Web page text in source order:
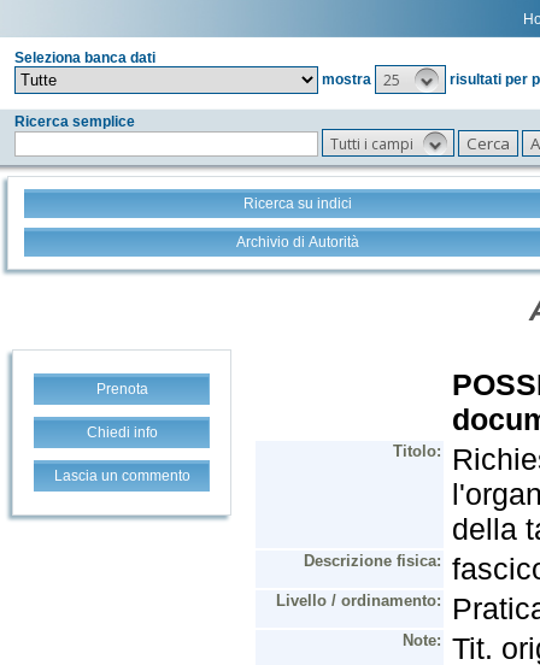
Seleziona banca dati
mostra
25 risultati per
Ricerca semplice
Tutti i campi
Ricerca su indici
Archivio di Autorità
Prenota
Chiedi info
Lascia un commento